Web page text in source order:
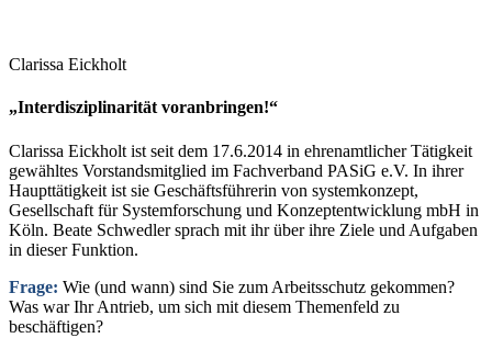
Clarissa Eickholt
„Interdisziplinarität voranbringen!“
Clarissa Eickholt ist seit dem 17.6.2014 in ehrenamtlicher Tätigkeit
gewähltes Vorstandsmitglied im Fachverband PASiG e.V. In ihrer
Haupttätigkeit ist sie Geschäftsführerin von systemkonzept,
Gesellschaft für Systemforschung und Konzeptentwicklung mbH in
Köln. Beate Schwedler sprach mit ihr über ihre Ziele und Aufgaben
in dieser Funktion.
Frage: Wie (und wann) sind Sie zum Arbeitsschutz gekommen?
Was war Ihr Antrieb, um sich mit diesem Themenfeld zu
beschäftigen?